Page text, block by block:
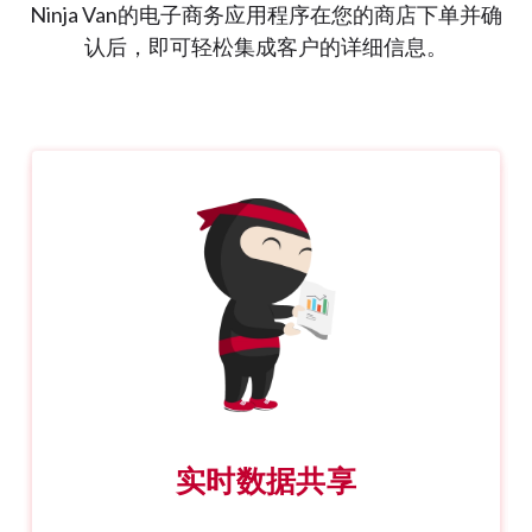
Ninja Van的电子商务应用程序在您的商店下单并确
认后，即可轻松集成客户的详细信息。
实时数据共享